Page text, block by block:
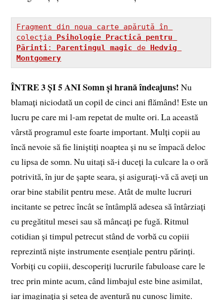
Fragment din noua carte apărută în
colecția Psihologie Practică pentru
Părinti: Parentingul magic de Hedvig
Montgomery
ÎNTRE 3 ȘI 5 ANISomn și hrană îndeajuns! Nu
blamați niciodată un copil de cinci ani flămând! Este un
lucru pe care mi l-am repetat de multe ori. La această
vârstă programul este foarte important. Mulți copii au
încă nevoie să fie liniștiți noaptea și nu se împacă deloc
cu lipsa de somn. Nu uitați să-i duceți la culcare la o oră
potrivită, în jur de șapte seara, și asigurați-vă că aveți un
orar bine stabilit pentru mese. Atât de multe lucruri
incitante se petrec încât se întâmplă adesea să întârziați
cu pregătitul mesei sau să mâncați pe fugă. Ritmul
cotidian și timpul petrecut stând de vorbă cu copiii
reprezintă niște instrumente esențiale pentru părinți.
Vorbiți cu copiii, descoperiți lucrurile fabuloase care le
trec prin minte acum, când limbajul este bine asimilat,
iar imaginația și setea de aventură nu cunosc limite.